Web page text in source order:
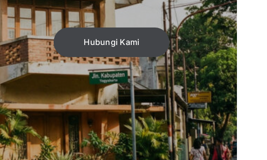
Hubungi Kami